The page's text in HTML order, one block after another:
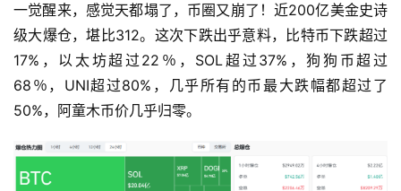
一觉醒来，感觉天都塌了，币圈又崩了！近200亿美金史诗
级大爆仓，堪比312。这次下跌出乎意料，比特币下跌超过
17%，以太坊超过22％，SOL超过37%，狗狗币超过
68％，UNI超过80%，几乎所有的币最大跌幅都超过了
50%，阿童木币价几乎归零。